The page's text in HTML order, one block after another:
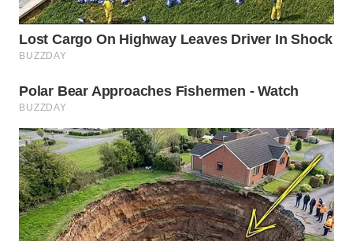
WN
INDRAMAYU
WN
KUNINGAN
WN
MAJALENGKA
WN
SUBANG